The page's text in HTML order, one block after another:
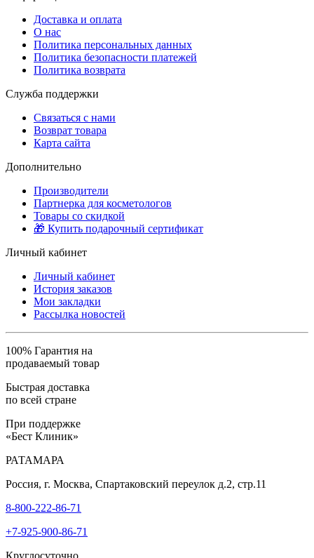
Доставка и оплата
О нас
Политика персональных данных
Политика безопасности платежей
Политика возврата
Служба поддержки
Связаться с нами
Возврат товара
Карта сайта
Дополнительно
Производители
Партнерка для косметологов
Товары со скидкой
🎁 Купить подарочный сертификат
Личный кабинет
Личный кабинет
История заказов
Мои закладки
Рассылка новостей
100% Гарантия на
продаваемый товар
Быстрая доставка
по всей стране
При поддержке
«Бест Клиник»
РАТАМАРА
Россия, г. Москва, Спартаковский переулок д.2, стр.11
8-800-222-86-71
+7-925-900-86-71
Круглосуточно